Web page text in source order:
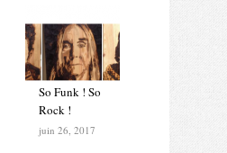
So Funk ! So
Rock !
juin 26, 2017